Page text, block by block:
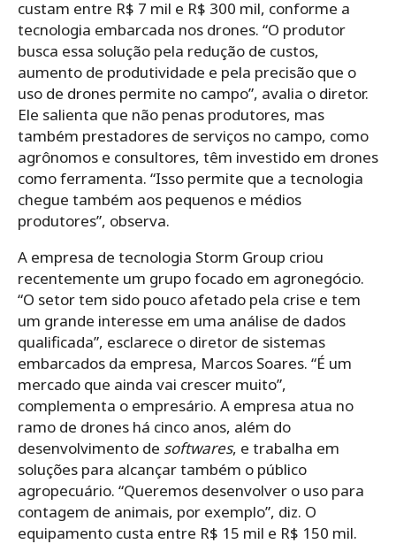
custam entre R$ 7 mil e R$ 300 mil, conforme a
tecnologia embarcada nos drones. “O produtor
busca essa solução pela redução de custos,
aumento de produtividade e pela precisão que o
uso de drones permite no campo”, avalia o diretor.
Ele salienta que não penas produtores, mas
também prestadores de serviços no campo, como
agrônomos e consultores, têm investido em drones
como ferramenta. “Isso permite que a tecnologia
chegue também aos pequenos e médios
produtores”, observa.
A empresa de tecnologia Storm Group criou
recentemente um grupo focado em agronegócio.
“O setor tem sido pouco afetado pela crise e tem
um grande interesse em uma análise de dados
qualificada”, esclarece o diretor de sistemas
embarcados da empresa, Marcos Soares. “É um
mercado que ainda vai crescer muito”,
complementa o empresário. A empresa atua no
ramo de drones há cinco anos, além do
desenvolvimento de softwares, e trabalha em
soluções para alcançar também o público
agropecuário. “Queremos desenvolver o uso para
contagem de animais, por exemplo”, diz. O
equipamento custa entre R$ 15 mil e R$ 150 mil.